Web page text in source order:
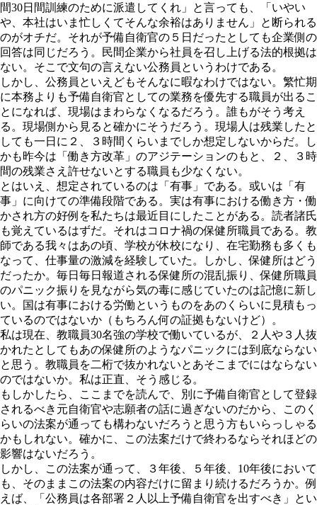
間30日間訓練のために派遣してくれ」と言っても、「いやい
や、本社はいま忙しくてそんな余裕はありません」と断られる
のがオチだ。それが予備自衛官の５日だったとしても企業側の
回答は同じだろう。民間企業から社員を召し上げる法的根拠は
ない。そこで文句の言えない公務員というわけである。
しかし、公務員といえどもそんなに暇なわけではない。繁忙期
に本務よりも予備自衛官としての業務を優先する職員が出るこ
とになれば、現場はまわらなくなるだろう。誰もがそう考え
る。現場側から見ると確かにそうだろう。現場人は残業したと
しても一日に２、３時間くらいまでしか想定しないからだ。し
かも昨今は「働き方改革」のアジテーションのもと、２、３時
間の残業さえ許せないとする職員も少なくない。
とはいえ、想定されているのは「有事」である。或いは「有
事」に向けての準備段階である。実は有事における働き方・働
かされ方の好例を私たちは最近目にしたことがある。読者諸氏
も覚えているはずだ。それはコロナ禍の保健所職員である。教
師である我々はあの頃、学校が休校になり、在宅勤務も多くも
なって、仕事量の激減を経験していた。しかし、保健所はどう
だったか。毎日毎日報道される保健所の混乱振り、保健所職員
のパニック振りを見ながら気の毒に感じていたのは記憶に新し
い。国は有事における労働というものをあのくらいに見積もっ
ているのではないか（もちろん何の証拠もないけど）。
私は現在、教職員30名強の学校で働いているが、２人や３人抜
かれたとしてもあの保健所のようなパニックには到底ならない
と思う。教職員を二桁で抜かれないとあそこまでにはならない
のではないか。私は正直、そう感じる。
もしかしたら、ここまでを読んで、別に予備自衛官として登録
されるべき元自衛官や志願者の話に過ぎないのだから、このく
らいの法案が通っても構わないだろうと思う方もいらっしゃる
かもしれない。確かに、この法案だけで終わるならそれほどの
影響はないだろう。
しかし、この法案が通って、３年後、５年後、10年後において
も、そのままこの法案の内容だけに留まり続けるだろうか。例
えば、「公務員は各部署２人以上予備自衛官を出すべき」とい